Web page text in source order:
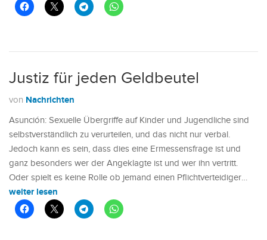
Justiz für jeden Geldbeutel
von Nachrichten
Asunción: Sexuelle Übergriffe auf Kinder und Jugendliche sind
selbstverständlich zu verurteilen, und das nicht nur verbal.
Jedoch kann es sein, dass dies eine Ermessensfrage ist und
ganz besonders wer der Angeklagte ist und wer ihn vertritt.
Oder spielt es keine Rolle ob jemand einen Pflichtverteidiger…
weiter lesen